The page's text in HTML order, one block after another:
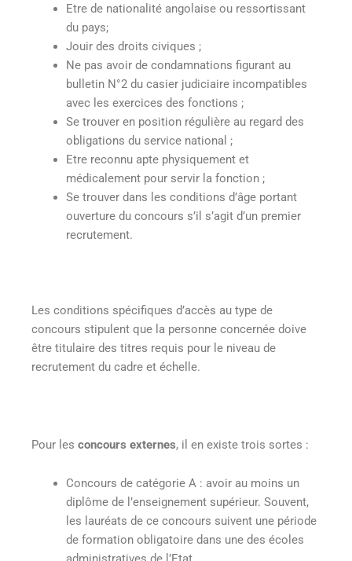
Etre de nationalité angolaise ou ressortissant
du pays;
Jouir des droits civiques ;
Ne pas avoir de condamnations figurant au
bulletin N°2 du casier judiciaire incompatibles
avec les exercices des fonctions ;
Se trouver en position régulière au regard des
obligations du service national ;
Etre reconnu apte physiquement et
médicalement pour servir la fonction ;
Se trouver dans les conditions d’âge portant
ouverture du concours s’il s’agit d’un premier
recrutement.
Les conditions spécifiques d’accès au type de
concours stipulent que la personne concernée doive
être titulaire des titres requis pour le niveau de
recrutement du cadre et échelle.
Pour les concours externes, il en existe trois sortes :
Concours de catégorie A : avoir au moins un
diplôme de l’enseignement supérieur. Souvent,
les lauréats de ce concours suivent une période
de formation obligatoire dans une des écoles